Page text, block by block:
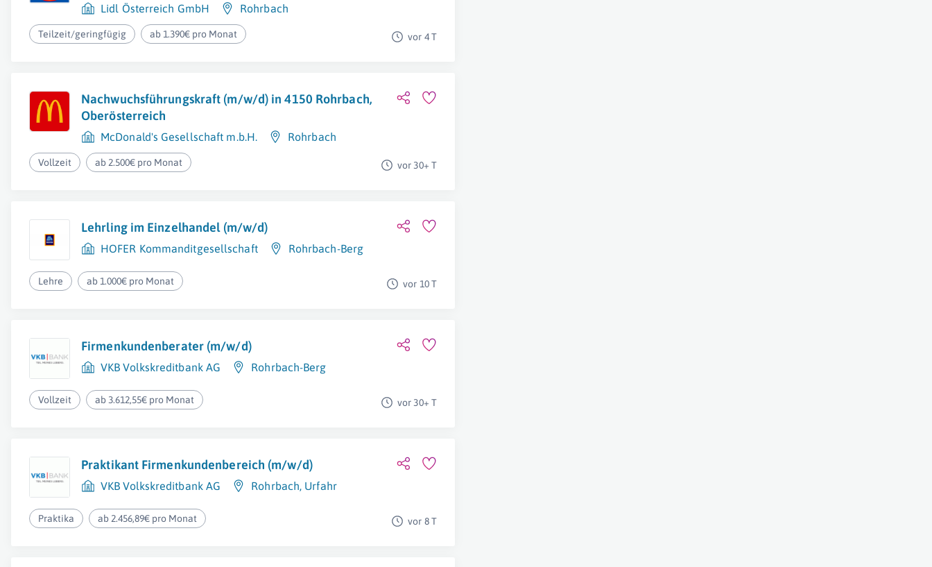
Lidl Österreich GmbH Rohrbach
Teilzeit/geringfügig ab 1.390€ pro Monat vor 4 T
Nachwuchsführungskraft (m/w/d) in 4150 Rohrbach,
Oberösterreich
McDonald's Gesellschaft m.b.H. Rohrbach
Vollzeit ab 2.500€ pro Monat vor 30+ T
Lehrling im Einzelhandel (m/w/d)
HOFER Kommanditgesellschaft Rohrbach-Berg
Lehre ab 1.000€ pro Monat vor 10 T
Firmenkundenberater (m/w/d)
VKB Volkskreditbank AG Rohrbach-Berg
Vollzeit ab 3.612,55€ pro Monat vor 30+ T
Praktikant Firmenkundenbereich (m/w/d)
VKB Volkskreditbank AG Rohrbach, Urfahr
Praktika ab 2.456,89€ pro Monat vor 8 T